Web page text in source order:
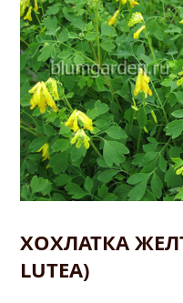
ХОХЛАТКА
LUTEA)